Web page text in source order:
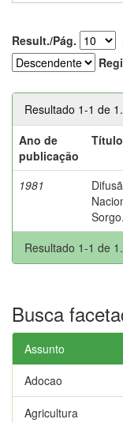
Result./Pág.
Resultado 1-1 de 1.
Ano de
publicação
Título
1981
Sorgo.
Resultado 1-1 de 1.
Busca
Assunto
Adocao
Agricultura